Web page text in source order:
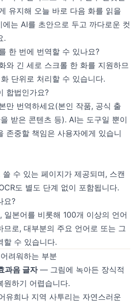
유지해 오늘 바로 다음 화를 읽을
는 AI를 초안으로 두고 까다로운 컷
.
한 번에 번역할 수 있나요?
와 긴 세로 스크롤 한 화를 지원하므
단위로 처리할 수 있습니다.
합법인가요?
만 번역하세요(본인 작품, 공식 출
받은 콘텐츠 등). AI는 도구일 뿐이
존중할 책임은 사용자에게 있습니
수 있는 페이지가 제공되며, 스캔
도 별도 단계 없이 포함됩니다.
요?
일본어를 비롯해 100개 이상의 언어
므로, 대부분의 주요 언어로 또는 그
할 수 있습니다.
려워하는 부분
과음 글자— 그림에 녹아든 장식적
원하기 어렵습니다.
유희나 지역 사투리는 자연스러운